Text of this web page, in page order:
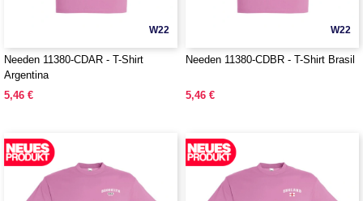
W22
Needen 11380-CDAR - T-Shirt
Argentina
5,46 €
W22
Needen 11380-CDBR - T-Shirt Brasil
5,46 €